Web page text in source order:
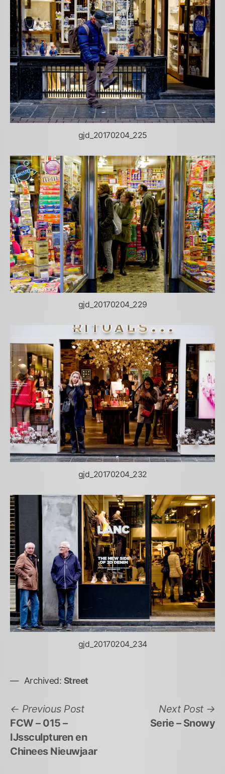
gjd_20170204_225
gjd_20170204_229
gjd_20170204_232
gjd_20170204_234
Archived: Street
Bericht
navigatie
Previous PostPrevious
FCW – 015 –
IJssculpturen en
Chinees Nieuwjaar
Next Post
Serie – Snowy